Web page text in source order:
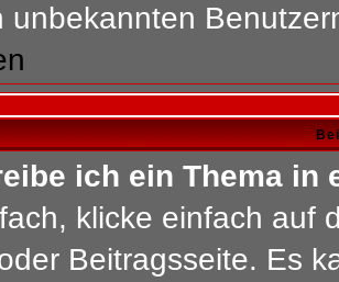
unbekannten
ich ein Thema in
klicke einfach auf
Beitragsseite. Es